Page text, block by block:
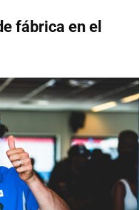
fábrica en el